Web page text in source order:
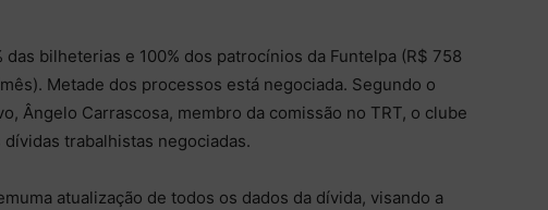
bilheterias e 100% dos patrocínios da Funtelpa (R$ 758
Metade dos processos está negociada. Segundo o
Ângelo Carrascosa, membro da comissão no TRT, o clube
trabalhistas negociadas.
atualização de todos os dados da dívida, visando a